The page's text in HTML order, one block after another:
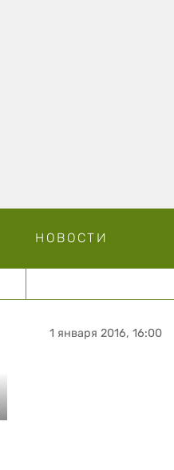
НОВОСТИ
1 января 2016, 16:00